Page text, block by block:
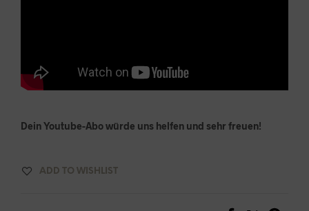
Dein Youtube-Abo würde uns helfen und sehr freuen!
ADD TO WISHLIST